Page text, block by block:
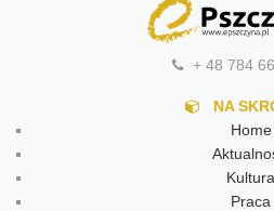
+ 48 784
NA
Home
Kultura
Praca